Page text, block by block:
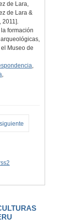
de Lara,
de Lara &
2011].
formación
Museo de
,
,